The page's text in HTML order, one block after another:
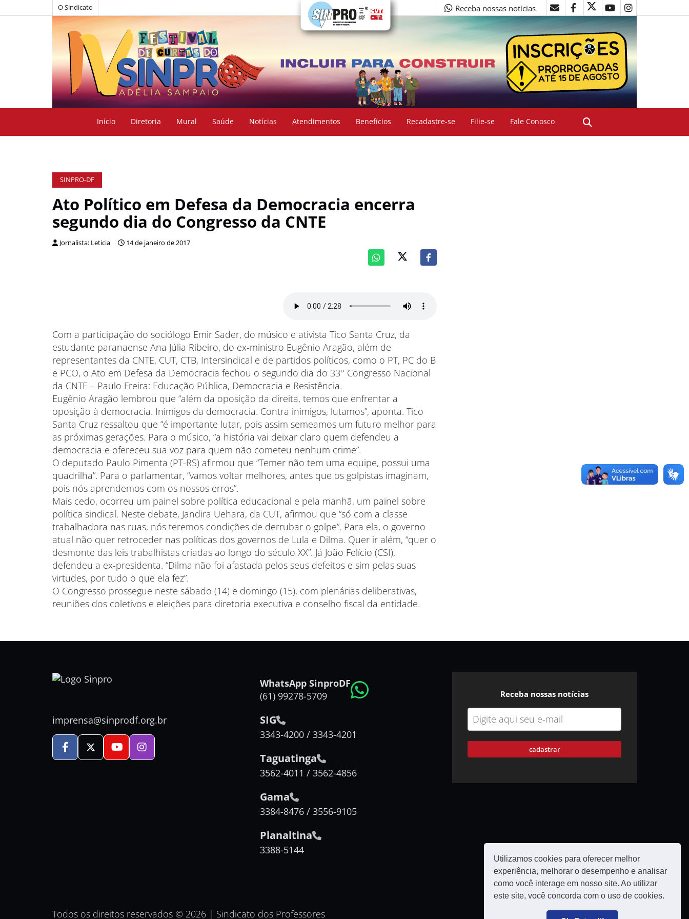
Utilizamos cookies para oferecer melhor
experiência, melhorar o desempenho e analisar
como você interage em nosso site. Ao utilizar
este site, você concorda com o uso de cookies.
O Sindicato Receba nossas notícias
Início Diretoria Mural Saúde Notícias Atendimentos Benefícios Recadastre-se Filie-se Fale Conosco
SINPRO-DF
Ato Político em Defesa da Democracia encerra
segundo dia do Congresso da CNTE
Jornalista: Leticia 14 de janeiro de 2017
Com a participação do sociólogo Emir Sader, do músico e ativista Tico Santa Cruz, da
estudante paranaense Ana Júlia Ribeiro, do ex-ministro Eugênio Aragão, além de
representantes da CNTE, CUT, CTB, Intersindical e de partidos políticos, como o PT, PC do B
e PCO, o Ato em Defesa da Democracia fechou o segundo dia do 33° Congresso Nacional
da CNTE – Paulo Freira: Educação Pública, Democracia e Resistência.
Eugênio Aragão lembrou que “além da oposição da direita, temos que enfrentar a
oposição à democracia. Inimigos da democracia. Contra inimigos, lutamos”, aponta. Tico
Santa Cruz ressaltou que “é importante lutar, pois assim semeamos um futuro melhor para
as próximas gerações. Para o músico, “a história vai deixar claro quem defendeu a
democracia e ofereceu sua voz para quem não cometeu nenhum crime”.
O deputado Paulo Pimenta (PT-RS) afirmou que “Temer não tem uma equipe, possui uma
quadrilha”. Para o parlamentar, “vamos voltar melhores, antes que os golpistas imaginam,
pois nós aprendemos com os nossos erros”.
Mais cedo, ocorreu um painel sobre política educacional e pela manhã, um painel sobre
política sindical. Neste debate, Jandira Uehara, da CUT, afirmou que “só com a classe
trabalhadora nas ruas, nós teremos condições de derrubar o golpe”. Para ela, o governo
atual não quer retroceder nas políticas dos governos de Lula e Dilma. Quer ir além, “quer o
desmonte das leis trabalhistas criadas ao longo do século XX”. Já João Felício (CSI),
defendeu a ex-presidenta. “Dilma não foi afastada pelos seus defeitos e sim pelas suas
virtudes, por tudo o que ela fez”.
O Congresso prossegue neste sábado (14) e domingo (15), com plenárias deliberativas,
reuniões dos coletivos e eleições para diretoria executiva e conselho fiscal da entidade.
imprensa@sinprodf.org.br
WhatsApp SinproDF
(61) 99278-5709
SIG
3343-4200 / 3343-4201
Taguatinga
3562-4011 / 3562-4856
Gama
3384-8476 / 3556-9105
Planaltina
3388-5144
Receba nossas notícias
cadastrar
Política de privacidade Filie-se
Todos os direitos reservados © 2026 | Sindicato dos Professores